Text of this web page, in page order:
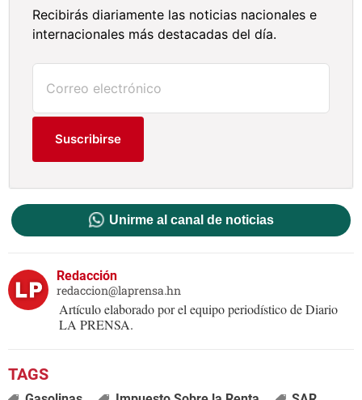
Recibirás diariamente las noticias nacionales e
internacionales más destacadas del día.
Suscribirse
Unirme al canal de noticias
Redacción
redaccion@laprensa.hn
Artículo elaborado por el equipo periodístico de Diario
LA PRENSA.